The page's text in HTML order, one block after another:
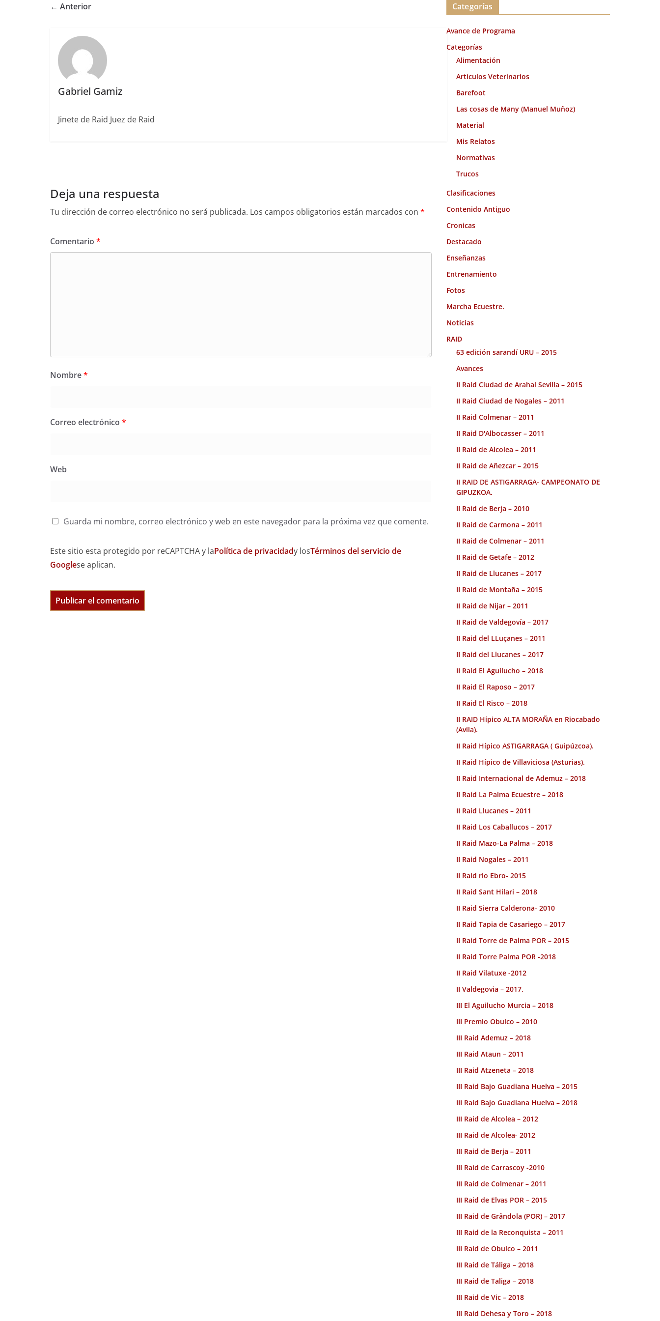
o
o
k
← Anterior
Gabriel Gamiz
Jinete de Raid Juez de Raid
Deja una respuesta
Tu dirección de correo electrónico no será publicada. Los campos obligatorios están marcados con *
Comentario *
Nombre*
Correo electrónico *
Web
Guarda mi nombre, correo electrónico y web en este navegador para la próxima vez que comente.
Este sitio esta protegido por reCAPTCHA y laPolítica de privacidady losTérminos del servicio de
Googlese aplican.
v
o
Categorías
Avance de Programa
Categorías
Alimentación
Artículos Veterinarios
Barefoot
Las cosas de Many (Manuel Muñoz)
Material
Mis Relatos
Normativas
Trucos
Clasificaciones
Contenido Antiguo
Cronicas
Destacado
Enseñanzas
Entrenamiento
Fotos
Marcha Ecuestre.
Noticias
RAID
63 edición sarandí URU – 2015
Avances
II Raid Ciudad de Arahal Sevilla – 2015
II Raid Ciudad de Nogales – 2011
II Raid Colmenar – 2011
II Raid D'Albocasser – 2011
II Raid de Alcolea – 2011
II Raid de Añezcar – 2015
II RAID DE ASTIGARRAGA- CAMPEONATO DE
GIPUZKOA.
II Raid de Berja – 2010
II Raid de Carmona – 2011
II Raid de Colmenar – 2011
II Raid de Getafe – 2012
II Raid de Llucanes – 2017
II Raid de Montaña – 2015
II Raid de Nijar – 2011
II Raid de Valdegovía – 2017
II Raid del LLuçanes – 2011
II Raid del Llucanes – 2017
II Raid El Aguilucho – 2018
II Raid El Raposo – 2017
II Raid El Risco – 2018
II RAID Hípico ALTA MORAÑA en Riocabado
(Avila).
II Raid Hípico ASTIGARRAGA ( Guipúzcoa).
II Raid Hípico de Villaviciosa (Asturias).
II Raid Internacional de Ademuz – 2018
II Raid La Palma Ecuestre – 2018
II Raid Llucanes – 2011
II Raid Los Caballucos – 2017
II Raid Mazo-La Palma – 2018
II Raid Nogales – 2011
II Raid rio Ebro- 2015
II Raid Sant Hilari – 2018
II Raid Sierra Calderona- 2010
II Raid Tapia de Casariego – 2017
II Raid Torre de Palma POR – 2015
II Raid Torre Palma POR -2018
II Raid Vilatuxe -2012
II Valdegovia – 2017.
III El Aguilucho Murcia – 2018
III Premio Obulco – 2010
III Raid Ademuz – 2018
III Raid Ataun – 2011
III Raid Atzeneta – 2018
III Raid Bajo Guadiana Huelva – 2015
III Raid Bajo Guadiana Huelva – 2018
III Raid de Alcolea – 2012
III Raid de Alcolea- 2012
III Raid de Berja – 2011
III Raid de Carrascoy -2010
III Raid de Colmenar – 2011
III Raid de Elvas POR – 2015
III Raid de Grândola (POR) – 2017
III Raid de la Reconquista – 2011
III Raid de Obulco – 2011
III Raid de Táliga – 2018
III Raid de Taliga – 2018
III Raid de Vic – 2018
III Raid Dehesa y Toro – 2018